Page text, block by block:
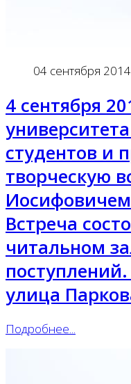
04 сентября 2014
4 сентября
студентов и
творческую
Встреча
читальном
улица
Подробнее...